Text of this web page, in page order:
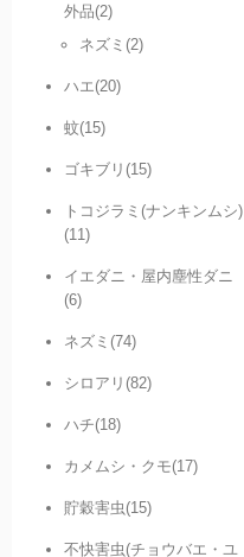
外品(2)
ネズミ(2)
ハエ(20)
蚊(15)
ゴキブリ(15)
トコジラミ(ナンキンムシ)
(11)
イエダニ・屋内塵性ダニ
(6)
ネズミ(74)
シロアリ(82)
ハチ(18)
カメムシ・クモ(17)
貯穀害虫(15)
不快害虫(チョウバエ・ユ